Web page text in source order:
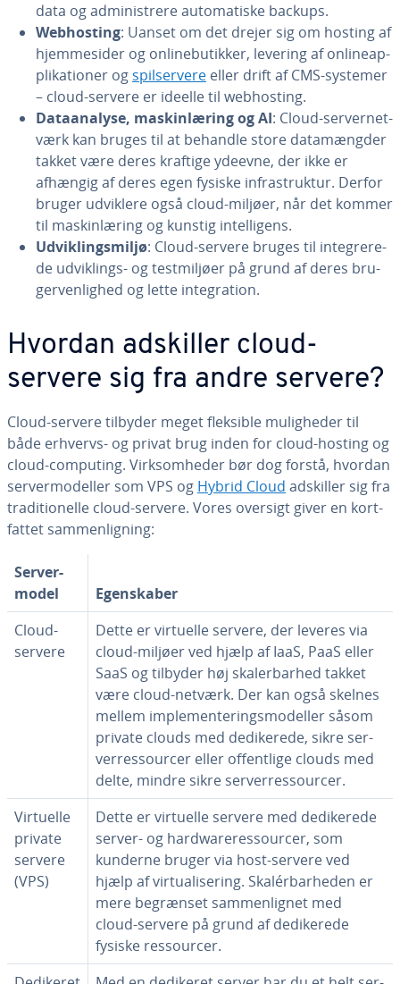
data og ad­mi­ni­stre­re au­to­ma­ti­ske backups.
Webhosting: Uanset om det drejer sig om hosting af
hjem­mesi­der og on­li­ne­bu­tik­ker, levering af on­li­ne­ap­
pli­ka­tio­ner og spil­ser­ve­re eller drift af CMS-systemer
– cloud-servere er ideelle til webhosting.
Da­ta­a­na­ly­se, ma­skin­læ­ring og AI: Cloud-ser­ver­net­
værk kan bruges til at behandle store da­ta­mæng­der
takket være deres kraftige ydeevne, der ikke er
afhængig af deres egen fysiske in­fra­struk­tur. Derfor
bruger udviklere også cloud-miljøer, når det kommer
til ma­skin­læ­ring og kunstig in­tel­li­gens.
Ud­vik­lings­mil­jø: Cloud-servere bruges til in­te­gre­re­
de ud­vik­lings- og test­mil­jø­er på grund af deres bru­
ger­ven­lig­hed og lette in­te­gra­tion.
Hvordan adskiller cloud-
servere sig fra andre servere?
Cloud-servere tilbyder meget fleksible mu­lig­he­der til
både erhvervs- og privat brug inden for cloud-hosting og
cloud-computing. Virk­som­he­der bør dog forstå, hvordan
ser­ver­model­ler som VPS og Hybrid Cloud adskiller sig fra
tra­di­tio­nel­le cloud-servere. Vores oversigt giver en kort­
fat­tet sam­men­lig­ning:
Ser­ver­
model
Egen­ska­ber
Cloud-
servere
Dette er virtuelle servere, der leveres via
cloud-miljøer ved hjælp af IaaS, PaaS eller
SaaS og tilbyder høj ska­ler­bar­hed takket
være cloud-netværk. Der kan også skelnes
mellem im­ple­men­te­rings­mo­del­ler såsom
private clouds med de­di­ke­re­de, sikre ser­
verre­s­sour­cer eller of­fent­li­ge clouds med
delte, mindre sikre ser­verre­s­sour­cer.
Virtuelle
private
servere
(VPS)
Dette er virtuelle servere med de­di­ke­re­de
server- og hardwa­reres­sour­cer, som
kunderne bruger via host-servere ved
hjælp af vir­tu­a­li­se­ring. Skalér­bar­he­den er
mere begrænset sam­men­lig­net med
cloud-servere på grund af de­di­ke­re­de
fysiske res­sour­cer.